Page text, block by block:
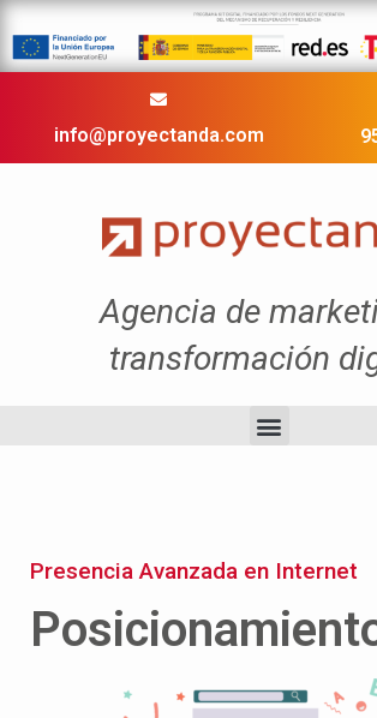
info@proyectanda.com
Agencia de
transformación
Presencia Avanzada en Internet